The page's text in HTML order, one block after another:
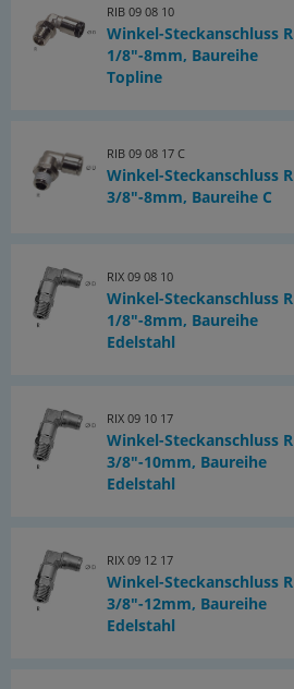
RIB 09 08 10
Winkel-Steckanschluss R
1/8"-8mm, Baureihe
Topline
RIB 09 08 17 C
Winkel-Steckanschluss R
3/8"-8mm, Baureihe C
RIX 09 08 10
Winkel-Steckanschluss R
1/8"-8mm, Baureihe
Edelstahl
RIX 09 10 17
Winkel-Steckanschluss R
3/8"-10mm, Baureihe
Edelstahl
RIX 09 12 17
Winkel-Steckanschluss R
3/8"-12mm, Baureihe
Edelstahl